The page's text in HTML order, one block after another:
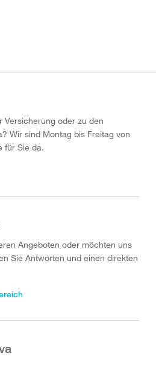
Versicherung oder zu den
Wir sind Montag bis Freitag von
für Sie da.
Angeboten oder möchten uns
Sie Antworten und einen direkten